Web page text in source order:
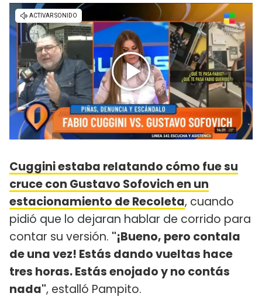
Cuggini estaba relatando cómo fue su
cruce con Gustavo Sofovich en un
estacionamiento de Recoleta, cuando
pidió que lo dejaran hablar de corrido para
contar su versión. "¡Bueno, pero contala
de una vez! Estás dando vueltas hace
tres horas. Estás enojado y no contás
nada", estalló Pampito.